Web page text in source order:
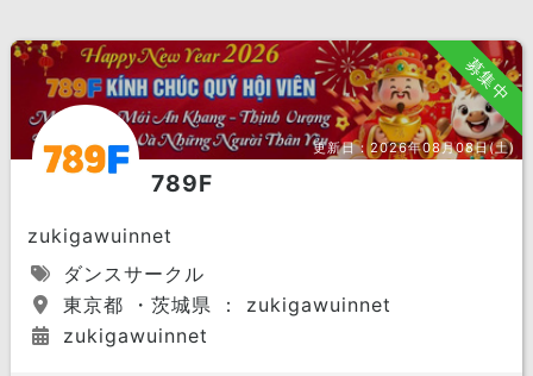
募集中
更新日：2026年08月08日(土)
789F
zukigawuinnet
ダンスサークル
東京都 ・茨城県 ： zukigawuinnet
zukigawuinnet